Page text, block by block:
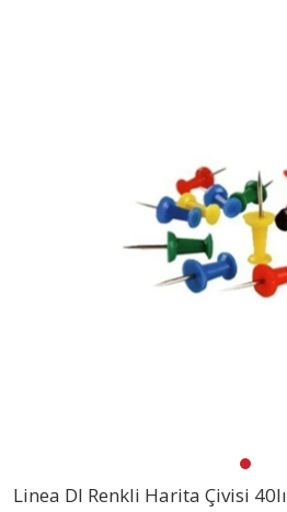
Linea Dl Renkli Harita Çivisi 40lı